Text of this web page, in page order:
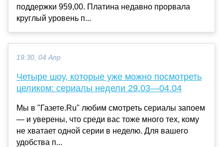
поддержки 959,00. Платина недавно прорвала
круглый уровень п...
19:30, 04 Апр
Четыре шоу, которые уже можно посмотреть
целиком: сериалы недели 29.03—04.04
Мы в "Газете.Ru" любим смотреть сериалы запоем
— и уверены, что среди вас тоже много тех, кому
не хватает одной серии в неделю. Для вашего
удобства п...